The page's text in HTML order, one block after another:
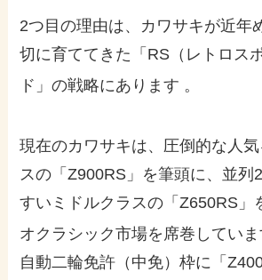
2つ目の理由は、カワサキが近年
切に育ててきた「RS（レトロス
ド」の戦略にあります 。
現在のカワサキは、圧倒的な人
スの「Z900RS」を筆頭に、並列
すいミドルクラスの「Z650RS」
オクラシック市場を席巻していま
自動二輪免許（中免）枠に「